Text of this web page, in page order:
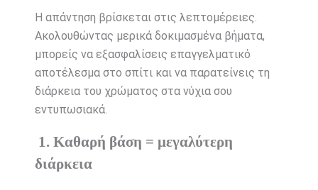
Η απάντηση βρίσκεται στις λεπτομέρειες.
Ακολουθώντας μερικά δοκιμασμένα βήματα,
μπορείς να εξασφαλίσεις επαγγελματικό
αποτέλεσμα στο σπίτι και να παρατείνεις τη
διάρκεια του χρώματος στα νύχια σου
εντυπωσιακά.
1. Καθαρή βάση = μεγαλύτερη
διάρκεια